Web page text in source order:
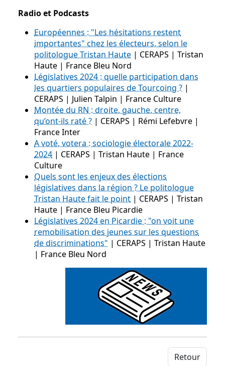
Radio et Podcasts
Européennes : "Les hésitations restent
importantes" chez les électeurs, selon le
politologue Tristan Haute | CERAPS | Tristan
Haute | France Bleu Nord
Législatives 2024 : quelle participation dans
les quartiers populaires de Tourcoing ? |
CERAPS | Julien Talpin | France Culture
Montée du RN : droite, gauche, centre,
qu’ont-ils raté ? | CERAPS | Rémi Lefebvre |
France Inter
A voté, votera : sociologie électorale 2022-
2024 | CERAPS | Tristan Haute | France
Culture
Quels sont les enjeux des élections
législatives dans la région ? Le politologue
Tristan Haute fait le point | CERAPS | Tristan
Haute | France Bleu Picardie
Législatives 2024 en Picardie : "on voit une
remobilisation des jeunes sur les questions
de discriminations" | CERAPS | Tristan Haute
| France Bleu Nord
Retour